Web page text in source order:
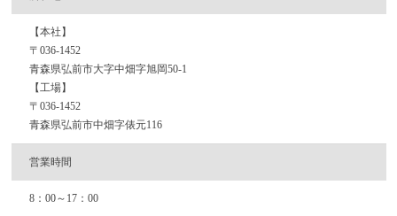
【本社】
〒036-1452
青森県弘前市大字中畑字旭岡50-1
【工場】
〒036-1452
青森県弘前市中畑字俵元116
営業時間
8：00～17：00